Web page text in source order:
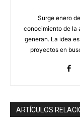
Surge enero
conocimiento de la
generan. La idea
proyectos en
ARTÍCULOS